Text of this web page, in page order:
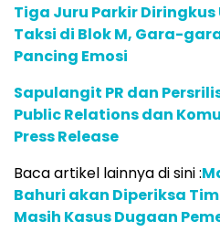
Tiga Juru Parkir Diringkus
Taksi di Blok M, Gara-
Pancing Emosi
Sapulangit PR dan
Public Relations dan
Press Release
Baca artikel lainnya di sini :
Bahuri akan Diperiksa
Masih Kasus Dugaan